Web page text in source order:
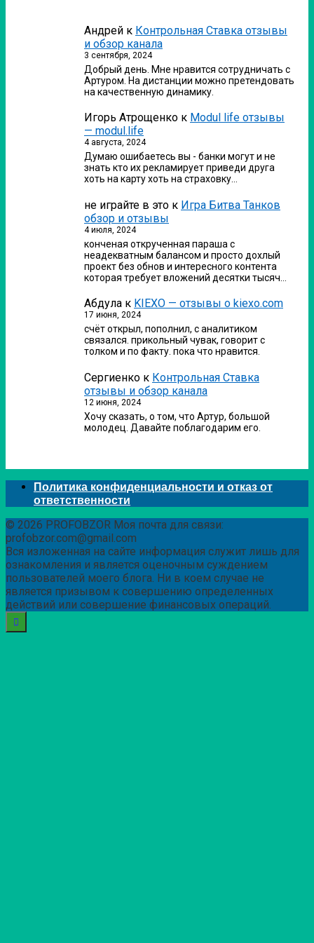
Андрей к Контрольная Ставка отзывы
и обзор канала
3 сентября, 2024
Добрый день. Мне нравится сотрудничать с
Артуром. На дистанции можно претендовать
на качественную динамику.
Игорь Атрощенко к Modul life отзывы
— modul.life
4 августа, 2024
Думаю ошибаетесь вы - банки могут и не
знать кто их рекламирует приведи друга
хоть на карту хоть на страховку…
не играйте в это к Игра Битва Танков
обзор и отзывы
4 июля, 2024
конченая открученная параша с
неадекватным балансом и просто дохлый
проект без обнов и интересного контента
которая требует вложений десятки тысяч…
Абдула к KIEXO — отзывы о kiexo.com
17 июня, 2024
счёт открыл, пополнил, с аналитиком
связался. прикольный чувак, говорит с
толком и по факту. пока что нравится.
Сергиенко к Контрольная Ставка
отзывы и обзор канала
12 июня, 2024
Хочу сказать, о том, что Артур, большой
молодец. Давайте поблагодарим его.
Политика конфиденциальности и отказ от
ответственности
© 2026 PROFOBZOR Моя почта для связи:
profobzor.com@gmail.com
Вся изложенная на сайте информация служит лишь для
ознакомления и является оценочным суждением
пользователей моего блога. Ни в коем случае не
является призывом к совершению определенных
действий или совершение финансовых операций.